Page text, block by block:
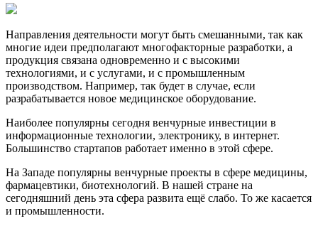
Направления деятельности могут быть смешанными, так как
многие идеи предполагают многофакторные разработки, а
продукция связана одновременно и с высокими
технологиями, и с услугами, и с промышленным
производством. Например, так будет в случае, если
разрабатывается новое медицинское оборудование.
Наиболее популярны сегодня венчурные инвестиции в
информационные технологии, электронику, в интернет.
Большинство стартапов работает именно в этой сфере.
На Западе популярны венчурные проекты в сфере медицины,
фармацевтики, биотехнологий. В нашей стране на
сегодняшний день эта сфера развита ещё слабо. То же касается
и промышленности.